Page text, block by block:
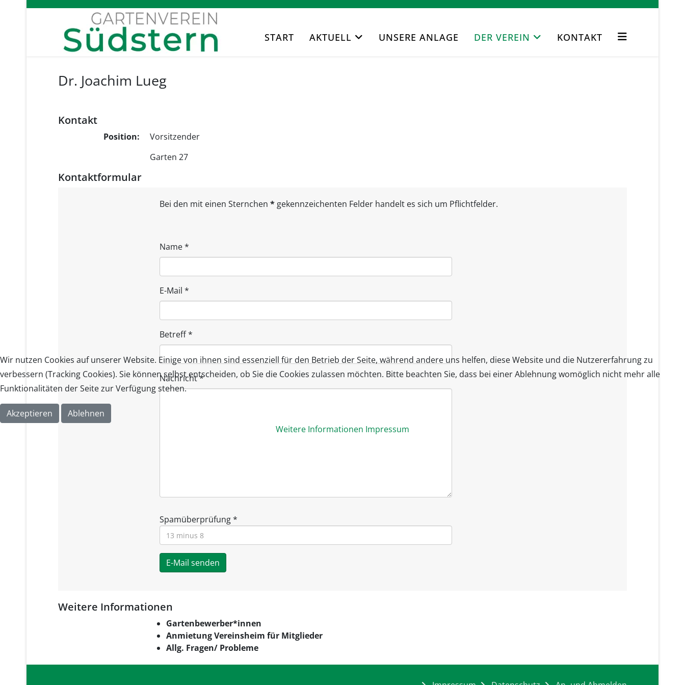
START AKTUELL UNSERE ANLAGE DER VEREIN KONTAKT
Dr. Joachim Lueg
Kontakt
Position:
Vorsitzender
Adresse:
Garten 27
Kontaktformular
Bei den mit einen Sternchen* gekennzeichenten Felder handelt es sich um Pflichtfelder.
Name*
E-Mail *
Betreff*
Nachricht*
Spamüberprüfung*
E-Mail senden
Weitere Informationen
Weitere Informationen
Gartenbewerber*innen
Anmietung Vereinsheim für Mitglieder
Allg. Fragen/ Probleme
Wir nutzen Cookies auf unserer Website. Einige von ihnen sind essenziell für den Betrieb der Seite, während andere uns helfen, diese Website und die Nutzererfahrung zu
verbessern (Tracking Cookies). Sie können selbst entscheiden, ob Sie die Cookies zulassen möchten. Bitte beachten Sie, dass bei einer Ablehnung womöglich nicht mehr alle
Funktionalitäten der Seite zur Verfügung stehen.
Akzeptieren
Ablehnen
Weitere Informationen Impressum